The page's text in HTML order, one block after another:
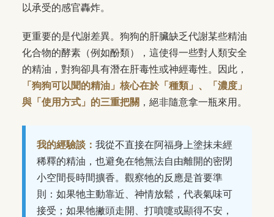
以承受的感官轟炸。
更重要的是代謝差異。狗狗的肝臟缺乏代謝某些精油
化合物的酵素（例如酚類），這使得一些對人類安全
的精油，對狗卻具有潛在肝毒性或神經毒性。因此，
「狗狗可以聞的精油」核心在於「種類」、「濃度」
與「使用方式」的三重把關 ，絕非隨意拿一瓶來用。
我的經驗談： 我從不直接在阿福身上塗抹未經
稀釋的精油，也避免在牠無法自由離開的密閉
小空間長時間擴香。觀察牠的反應是首要準
則：如果牠主動靠近、神情放鬆，代表氣味可
接受；如果牠撇頭走開、打噴嚏或顯得不安，